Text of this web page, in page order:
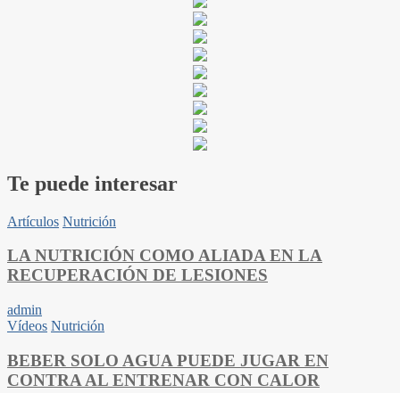
Te puede interesar
Artículos Nutrición
LA NUTRICIÓN COMO ALIADA EN LA
RECUPERACIÓN DE LESIONES
admin
Vídeos Nutrición
BEBER SOLO AGUA PUEDE JUGAR EN
CONTRA AL ENTRENAR CON CALOR